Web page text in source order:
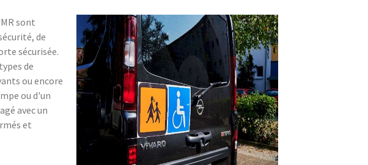
sont
de
sécurisée.
de
ou encore
ou d'un
avec un
et